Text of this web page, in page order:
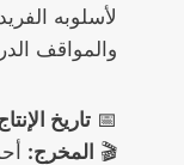
لأسلوبه
والمواقف
📅 تاريخ
🎬 المخرج: